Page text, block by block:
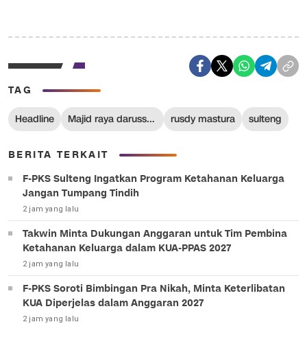
TAG
Headline Majid raya darussalam rusdy mastura sulteng
BERITA TERKAIT
F-PKS Sulteng Ingatkan Program Ketahanan Keluarga
Jangan Tumpang Tindih
2 jam yang lalu
Takwin Minta Dukungan Anggaran untuk Tim Pembina
Ketahanan Keluarga dalam KUA-PPAS 2027
2 jam yang lalu
F-PKS Soroti Bimbingan Pra Nikah, Minta Keterlibatan
KUA Diperjelas dalam Anggaran 2027
2 jam yang lalu